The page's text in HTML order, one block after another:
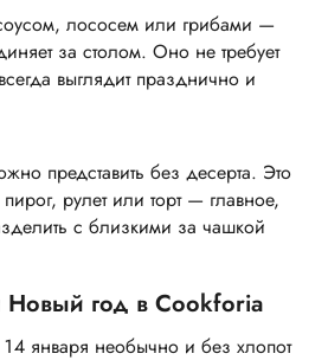
лососем или грибами —
за столом. Оно не требует
выглядит празднично и
представить без десерта. Это
рулет или торт — главное,
с близкими за чашкой
Новый год в Cookforia
14 января необычно и без хлопот